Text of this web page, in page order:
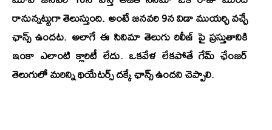
రానున్నట్టుగా తెలుస్తుంది. అంటే జనవరి 9న విడా ముయర్చి వచ్చే
ఛాన్స్ ఉందట. అలాగే ఈ సినిమా తెలుగు రిలీజ్ పై ప్రస్తుతానికి
ఇంకా ఎలాంటి క్లారిటీ లేదు. ఒకవేళ లేకపోతే గేమ్ ఛేంజర్
తెలుగులో మరిన్ని థియేటర్స్ దక్కే ఛాన్స్ ఉందని చెప్పాలి.